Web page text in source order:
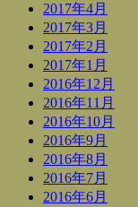
2017年4月
2017年3月
2017年2月
2017年1月
2016年12月
2016年11月
2016年10月
2016年9月
2016年8月
2016年7月
2016年6月